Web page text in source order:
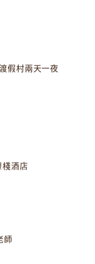
村兩天一夜
酒店